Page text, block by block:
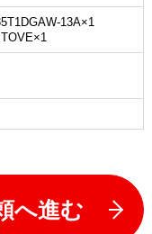
13A×1
へ進む